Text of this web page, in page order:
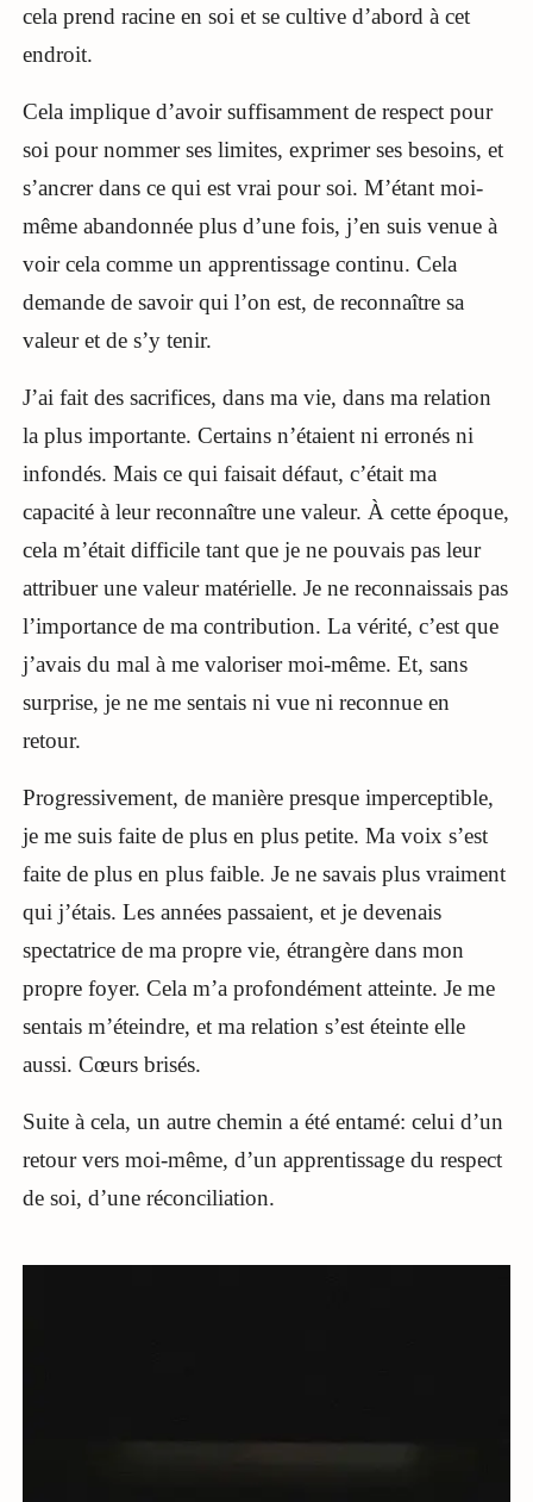
cela prend racine en soi et se cultive d’abord à cet
endroit.
Cela implique d’avoir suffisamment de respect pour
soi pour nommer ses limites, exprimer ses besoins, et
s’ancrer dans ce qui est vrai pour soi. M’étant moi-
même abandonnée plus d’une fois, j’en suis venue à
voir cela comme un apprentissage continu. Cela
demande de savoir qui l’on est, de reconnaître sa
valeur et de s’y tenir.
J’ai fait des sacrifices, dans ma vie, dans ma relation
la plus importante. Certains n’étaient ni erronés ni
infondés. Mais ce qui faisait défaut, c’était ma
capacité à leur reconnaître une valeur. À cette époque,
cela m’était difficile tant que je ne pouvais pas leur
attribuer une valeur matérielle. Je ne reconnaissais pas
l’importance de ma contribution. La vérité, c’est que
j’avais du mal à me valoriser moi-même. Et, sans
surprise, je ne me sentais ni vue ni reconnue en
retour.
Progressivement, de manière presque imperceptible,
je me suis faite de plus en plus petite. Ma voix s’est
faite de plus en plus faible. Je ne savais plus vraiment
qui j’étais. Les années passaient, et je devenais
spectatrice de ma propre vie, étrangère dans mon
propre foyer. Cela m’a profondément atteinte. Je me
sentais m’éteindre, et ma relation s’est éteinte elle
aussi. Cœurs brisés.
Suite à cela, un autre chemin a été entamé: celui d’un
retour vers moi-même, d’un apprentissage du respect
de soi, d’une réconciliation.